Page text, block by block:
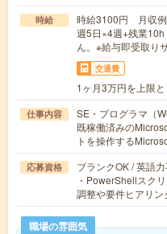
時給
時給3100円 月収
週5日×4週+残業
ん。※給与即受取り
交通費
1ヶ月3万円を上限
仕事内容
SE・プログラマ（
既稼働済みの
トを操作する
応募資格
ブランクOK / 英語
・PowerShellスク
調整や要件ヒアリ
職場の雰囲気